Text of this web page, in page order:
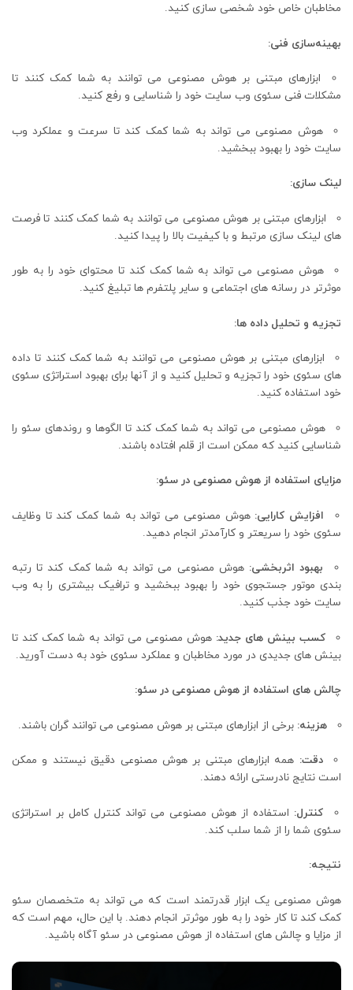
مخاطبان خاص خود شخصی سازی کنید.
بهینه‌سازی فنی:
ابزارهای مبتنی بر هوش مصنوعی می توانند به شما کمک کنند تا
مشکلات فنی سئوی وب سایت خود را شناسایی و رفع کنید.
هوش مصنوعی می تواند به شما کمک کند تا سرعت و عملکرد وب
سایت خود را بهبود ببخشید.
لینک سازی:
ابزارهای مبتنی بر هوش مصنوعی می توانند به شما کمک کنند تا فرصت
های لینک سازی مرتبط و با کیفیت بالا را پیدا کنید.
هوش مصنوعی می تواند به شما کمک کند تا محتوای خود را به طور
موثرتر در رسانه های اجتماعی و سایر پلتفرم ها تبلیغ کنید.
تجزیه و تحلیل داده ها:
ابزارهای مبتنی بر هوش مصنوعی می توانند به شما کمک کنند تا داده
های سئوی خود را تجزیه و تحلیل کنید و از آنها برای بهبود استراتژی سئوی
خود استفاده کنید.
هوش مصنوعی می تواند به شما کمک کند تا الگوها و روندهای سئو را
شناسایی کنید که ممکن است از قلم افتاده باشند.
مزایای استفاده از هوش مصنوعی در سئو:
افزایش کارایی: هوش مصنوعی می تواند به شما کمک کند تا وظایف
سئوی خود را سریعتر و کارآمدتر انجام دهید.
بهبود اثربخشی: هوش مصنوعی می تواند به شما کمک کند تا رتبه
بندی موتور جستجوی خود را بهبود ببخشید و ترافیک بیشتری را به وب
سایت خود جذب کنید.
کسب بینش های جدید: هوش مصنوعی می تواند به شما کمک کند تا
بینش های جدیدی در مورد مخاطبان و عملکرد سئوی خود به دست آورید.
چالش های استفاده از هوش مصنوعی در سئو:
هزینه: برخی از ابزارهای مبتنی بر هوش مصنوعی می توانند گران باشند.
دقت: همه ابزارهای مبتنی بر هوش مصنوعی دقیق نیستند و ممکن
است نتایج نادرستی ارائه دهند.
کنترل: استفاده از هوش مصنوعی می تواند کنترل کامل بر استراتژی
سئوی شما را از شما سلب کند.
نتیجه:
هوش مصنوعی یک ابزار قدرتمند است که می تواند به متخصصان سئو
کمک کند تا کار خود را به طور موثرتر انجام دهند. با این حال، مهم است که
از مزایا و چالش های استفاده از هوش مصنوعی در سئو آگاه باشید.